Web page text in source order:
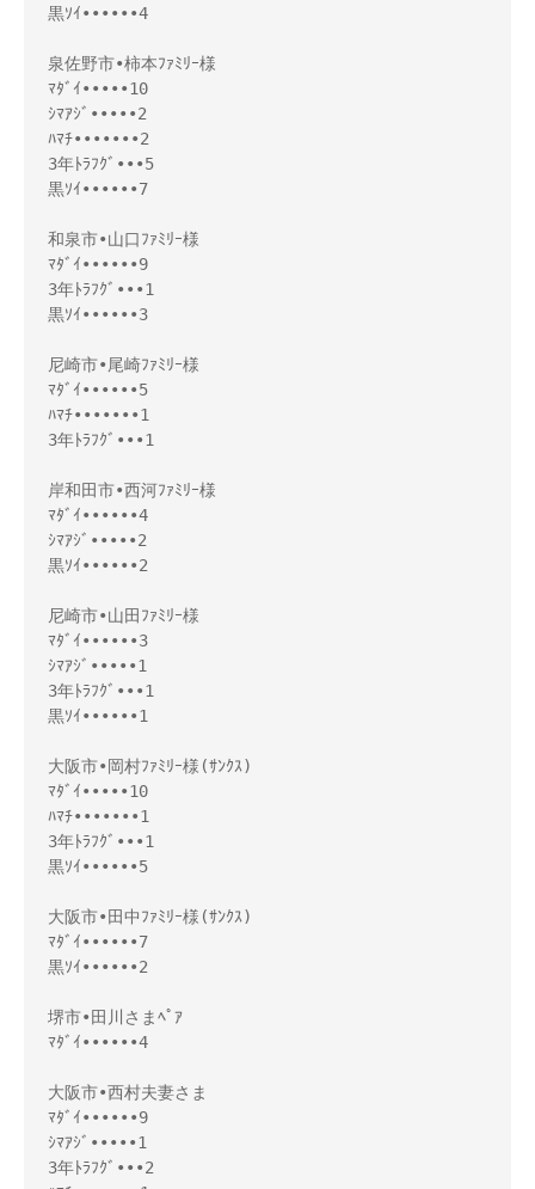
黒ｿｲ••••••4
泉佐野市•柿本ﾌｧﾐﾘｰ様
ﾏﾀﾞｲ•••••10
ｼﾏｱｼﾞ•••••2
ﾊﾏﾁ•••••••2
3年ﾄﾗﾌｸﾞ•••5
黒ｿｲ••••••7
和泉市•山口ﾌｧﾐﾘｰ様
ﾏﾀﾞｲ••••••9
3年ﾄﾗﾌｸﾞ•••1
黒ｿｲ••••••3
尼崎市•尾崎ﾌｧﾐﾘｰ様
ﾏﾀﾞｲ••••••5
ﾊﾏﾁ•••••••1
3年ﾄﾗﾌｸﾞ•••1
岸和田市•西河ﾌｧﾐﾘｰ様
ﾏﾀﾞｲ••••••4
ｼﾏｱｼﾞ•••••2
黒ｿｲ••••••2
尼崎市•山田ﾌｧﾐﾘｰ様
ﾏﾀﾞｲ••••••3
ｼﾏｱｼﾞ•••••1
3年ﾄﾗﾌｸﾞ•••1
黒ｿｲ••••••1
大阪市•岡村ﾌｧﾐﾘｰ様(ｻﾝｸｽ)
ﾏﾀﾞｲ•••••10
ﾊﾏﾁ•••••••1
3年ﾄﾗﾌｸﾞ•••1
黒ｿｲ••••••5
大阪市•田中ﾌｧﾐﾘｰ様(ｻﾝｸｽ)
ﾏﾀﾞｲ••••••7
黒ｿｲ••••••2
堺市•田川さまﾍﾟｱ
ﾏﾀﾞｲ••••••4
大阪市•西村夫妻さま
ﾏﾀﾞｲ••••••9
ｼﾏｱｼﾞ•••••1
3年ﾄﾗﾌｸﾞ•••2